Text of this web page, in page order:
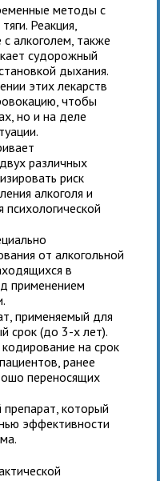
методы с
Реакция,
алкоголем, также
судорожный
дыхания.
этих лекарств
чтобы
но и на деле
различных
риск
алкоголя и
от алкогольной
в
применением
применяемый для
срок (до 3-х лет).
на срок
ранее
переносящих
который
эффективности